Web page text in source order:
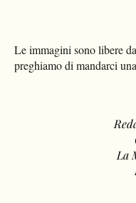
Le immagini sono libere
preghiamo di mandarci
La